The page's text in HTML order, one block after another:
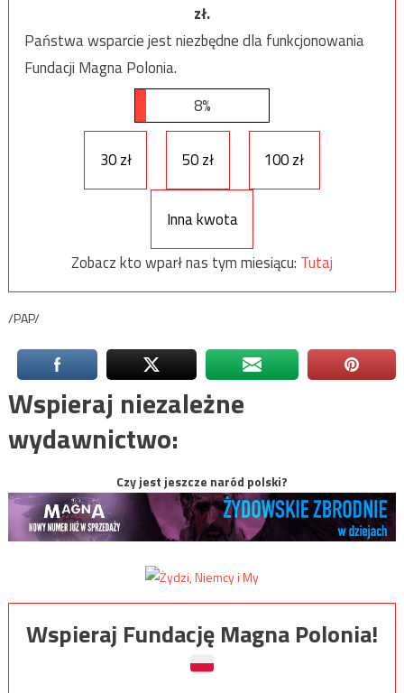
zł.
Państwa wsparcie jest niezbędne dla funkcjonowania
Fundacji Magna Polonia.
8%
30 zł 50 zł 100 zł
Inna kwota
Zobacz kto wparł nas tym miesiącu: Tutaj
/PAP/
Wspieraj niezależne
wydawnictwo:
Czy jest jeszcze naród polski?
Wspieraj Fundację Magna Polonia!